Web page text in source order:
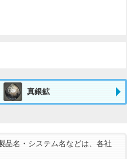
真銀鉱
品名・システム名などは、各社